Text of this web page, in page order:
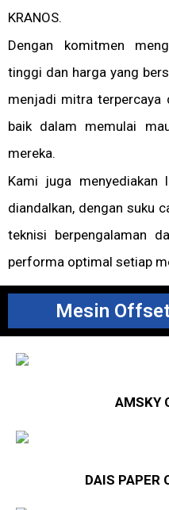
KRANOS.
Dengan komitmen
tinggi dan harga yang
menjadi mitra terpercaya
baik dalam memulai
mereka.
Kami juga menyediakan
diandalkan, dengan suku
teknisi berpengalaman
performa optimal setiap
Mesin
AMSKY
DAIS PAPER